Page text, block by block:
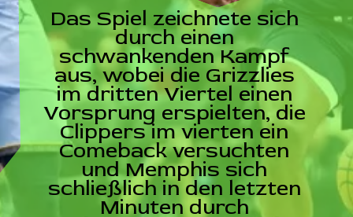
Das Spiel zeichnete sich
durch einen
schwankenden Kampf
aus, wobei die Grizzlies
im dritten Viertel einen
Vorsprung erspielten, die
Clippers im vierten ein
Comeback versuchten
und Memphis sich
schließlich in den letzten
Minuten durch